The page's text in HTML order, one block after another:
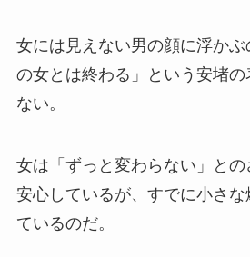
女には見えない男の顔に浮かぶ
の女とは終わる」という安堵
ない。
女は「ずっと変わらない」と
安心しているが、すでに小さ
ているのだ。